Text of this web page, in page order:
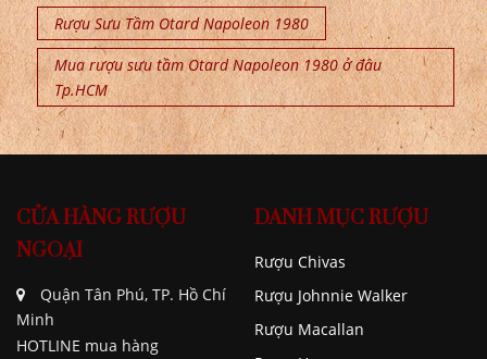
Rượu Sưu Tầm Otard Napoleon 1980
Mua rượu sưu tầm Otard Napoleon 1980 ở đâu
Tp.HCM
CỬA HÀNG RƯỢU
NGOẠI
Quận Tân Phú, TP. Hồ Chí
Minh
HOTLINE mua hàng
DANH MỤC RƯỢU
Rượu Chivas
Rượu Johnnie Walker
Rượu Macallan